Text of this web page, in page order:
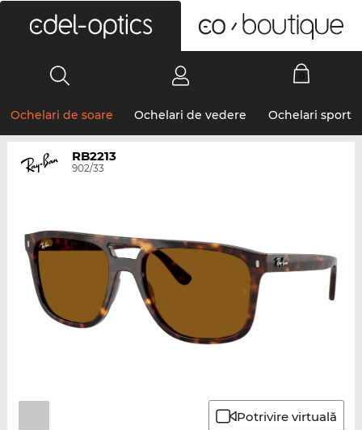
Ochelari de soare Ochelari de vedere Ochelari sport
RB2213
902/33
Potrivire virtuală